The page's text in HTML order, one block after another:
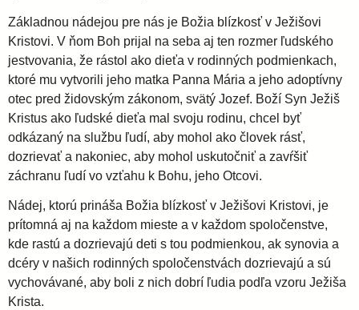
i
e
c
é
z
a
Základnou nádejou pre nás je Božia blízkosť v Ježišovi
Kristovi. V ňom Boh prijal na seba aj ten rozmer ľudského
jestvovania, že rástol ako dieťa v rodinných podmienkach,
ktoré mu vytvorili jeho matka Panna Mária a jeho adoptívny
otec pred židovským zákonom, svätý Jozef. Boží Syn Ježiš
Kristus ako ľudské dieťa mal svoju rodinu, chcel byť
odkázaný na službu ľudí, aby mohol ako človek rásť,
dozrievať a nakoniec, aby mohol uskutočniť a zavŕšiť
záchranu ľudí vo vzťahu k Bohu, jeho Otcovi.
Nádej, ktorú prináša Božia blízkosť v Ježišovi Kristovi, je
prítomná aj na každom mieste a v každom spoločenstve,
kde rastú a dozrievajú deti s tou podmienkou, ak synovia a
dcéry v našich rodinných spoločenstvách dozrievajú a sú
vychovávané, aby boli z nich dobrí ľudia podľa vzoru Ježiša
Krista.